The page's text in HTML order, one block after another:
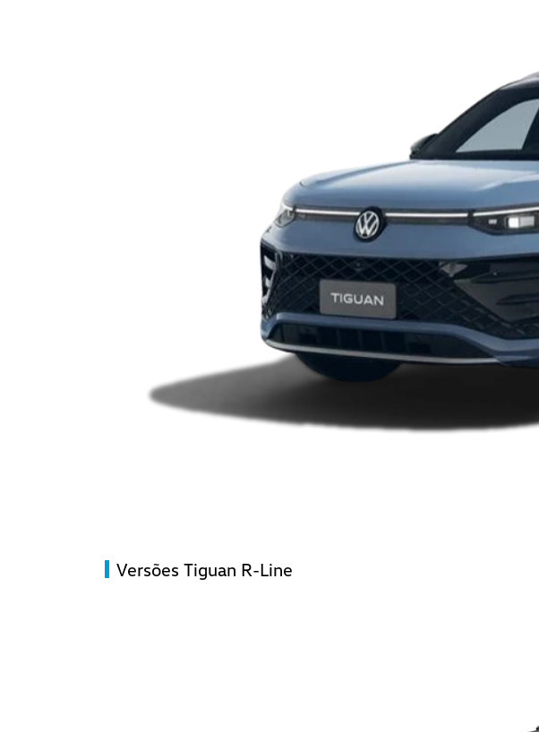
Versões Tiguan R-Line